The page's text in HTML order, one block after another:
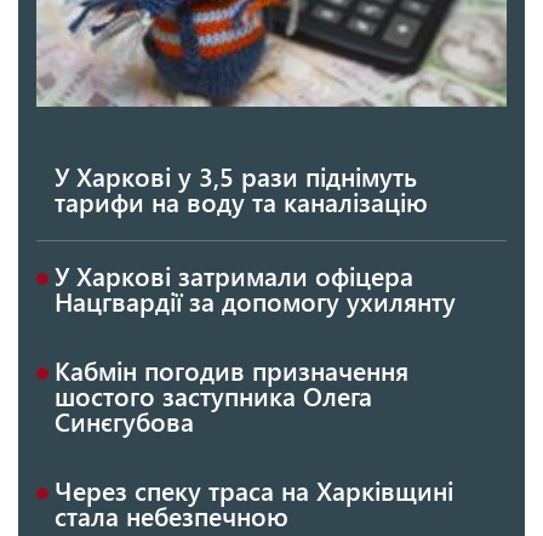
У Харкові у 3,5 рази піднімуть
тарифи на воду та каналізацію
У Харкові затримали офіцера
Нацгвардії за допомогу ухилянту
Кабмін погодив призначення
шостого заступника Олега
Синєгубова
Через спеку траса на Харківщині
стала небезпечною